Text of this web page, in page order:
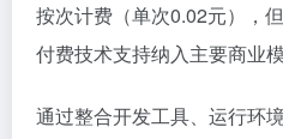
按次计费（单次0.02元），
付费技术支持纳入主要商业模
通过整合开发工具、运行环